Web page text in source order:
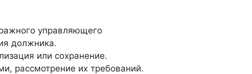
управляющего
должника.
или сохранение.
рассмотрение их требований.